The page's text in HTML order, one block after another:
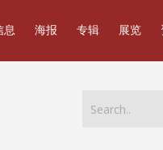
息 海报 专辑 展览